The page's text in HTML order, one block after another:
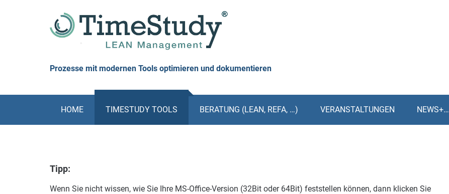
Prozesse mit modernen Tools optimieren und dokumentieren
HOME TIMESTUDY TOOLS BERATUNG (LEAN, REFA, …) VERANSTALTUNGEN NEWS+…
Tipp:
Wenn Sie nicht wissen, wie Sie Ihre MS-Office-Version (32Bit oder 64Bit) feststellen können, dann klicken Sie